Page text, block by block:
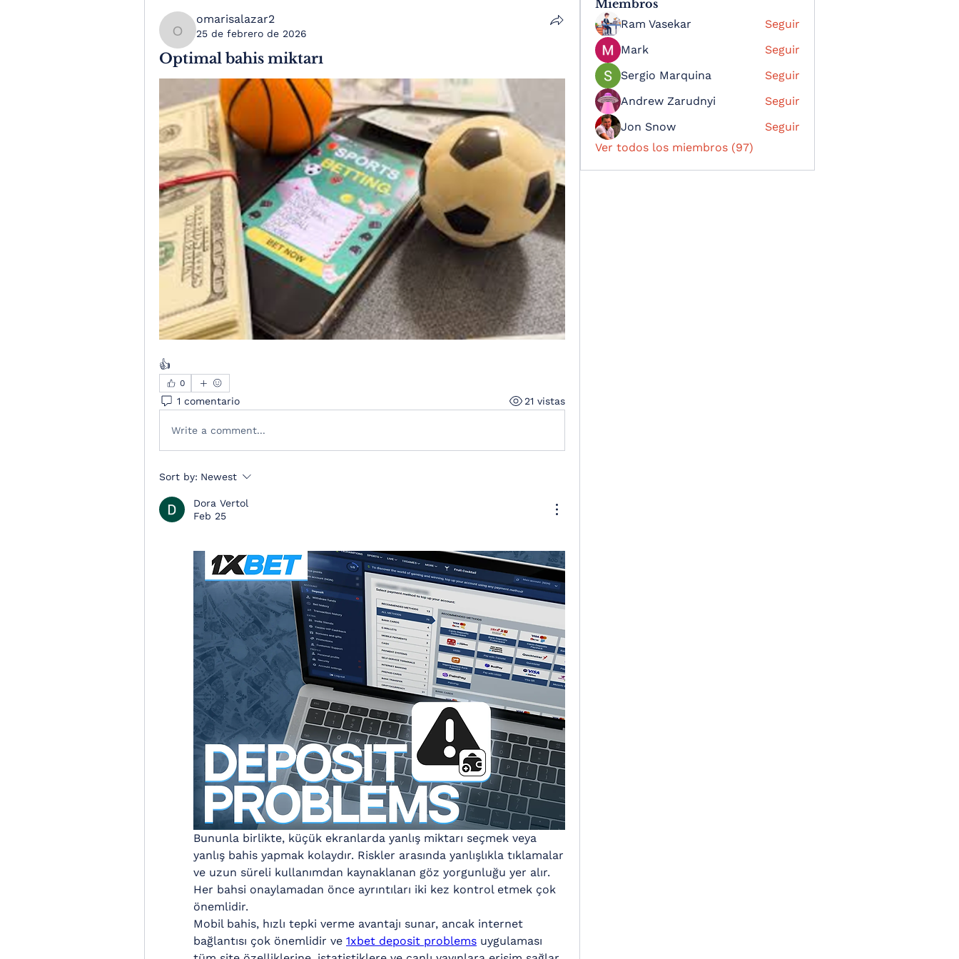
omarisalazar2
omarisalazar2
25 de febrero de 2026
Optimal bahis miktarı
👍
0
1 comentario 21 vistas
Write a comment...
Sort by: Newest
Dora Vertol
Feb 25
Bununla birlikte, küçük ekranlarda yanlış miktarı seçmek veya
yanlış bahis yapmak kolaydır. Riskler arasında yanlışlıkla tıklamalar
ve uzun süreli kullanımdan kaynaklanan göz yorgunluğu yer alır.
Her bahsi onaylamadan önce ayrıntıları iki kez kontrol etmek çok
önemlidir.
Mobil bahis, hızlı tepki verme avantajı sunar, ancak internet
bağlantısı çok önemlidir ve 1xbet deposit problems uygulaması
Miembros
Ram Vasekar
Seguir
Mark
Seguir
Sergio Marquina
Seguir
Andrew Zarudnyi
Seguir
Jon Snow
Seguir
Ver todos los miembros (97)